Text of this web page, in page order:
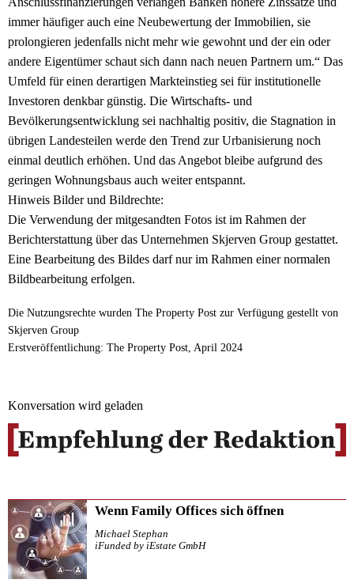
immer häufiger auch eine Neubewertung der Immobilien, sie
prolongieren jedenfalls nicht mehr wie gewohnt und der ein oder
andere Eigentümer schaut sich dann nach neuen Partnern um.“ Das
Umfeld für einen derartigen Markteinstieg sei für institutionelle
Investoren denkbar günstig. Die Wirtschafts- und
Bevölkerungsentwicklung sei nachhaltig positiv, die Stagnation in
übrigen Landesteilen werde den Trend zur Urbanisierung noch
einmal deutlich erhöhen. Und das Angebot bleibe aufgrund des
geringen Wohnungsbaus auch weiter entspannt.
Hinweis Bilder und Bildrechte:
Die Verwendung der mitgesandten Fotos ist im Rahmen der
Berichterstattung über das Unternehmen Skjerven Group gestattet.
Eine Bearbeitung des Bildes darf nur im Rahmen einer normalen
Bildbearbeitung erfolgen.
Die Nutzungsrechte wurden The Property Post zur Verfügung gestellt von
Skjerven Group
Erstveröffentlichung: The Property Post, April 2024
Konversation wird geladen
Wenn Family Offices sich öffnen
Michael Stephan
iFunded by iEstate GmbH